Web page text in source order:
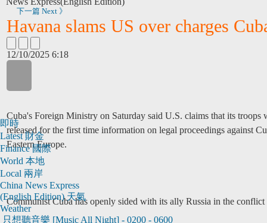
即時
Latest 財金
Finance 國際
World 本地
Local 兩岸
China News Express
(English Edition) 天氣
Weather
只想聽音樂 [Music All Night] - 0200 - 0600
下一篇 Next 》
Havana slams US over charges
12/10/2025 6:18
Cuba's Foreign Ministry on Saturday said U.S. claims that its
released for the first time information on legal proceedings against
Eastern Europe.
Communist Cuba has openly sided with its ally Russia in the